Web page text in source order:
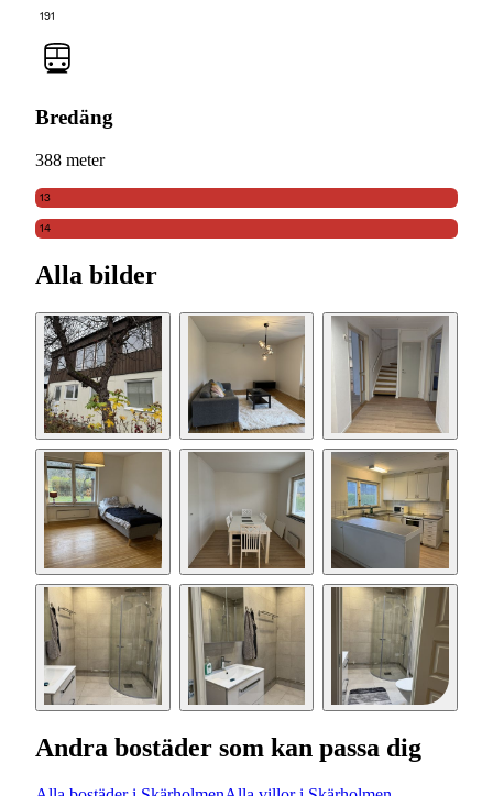
191
Bredäng
388 meter
13
14
Alla bilder
Andra bostäder som kan passa dig